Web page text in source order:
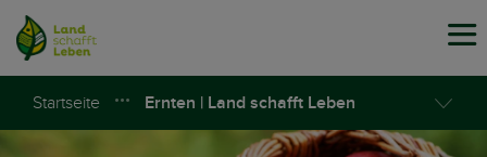
Startseite Ernten | Land schafft Leben